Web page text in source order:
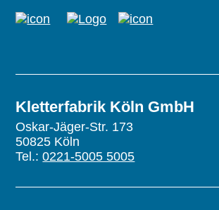
Kletterfabrik Köln GmbH
Oskar-Jäger-Str. 173
50825 Köln
Tel.:0221-5005 5005